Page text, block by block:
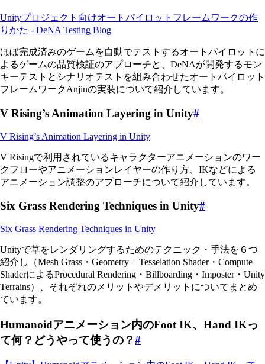
Unityプロジェクト向けオートパイロットフレームワークの作
りかた - DeNA Testing Blog
ほぼ完成済みのゲームを自動でテストするオートパイロットに
よるゲームの品質検証のアプローチと、DeNAが開発するモン
キーテストとシナリオテストを組み合わせたオートパイロット
フレームワークAnjinの実装について紹介しています。
V Rising’s Animation Layering in Unity#
V Rising’s Animation Layering in Unity
V Risingで利用されているキャラクターアニメーションのワー
クフローやアニメーションレイヤーの作り方、IKなどによる
アニメーション調整のアプローチについて紹介しています。
Six Grass Rendering Techniques in Unity#
Six Grass Rendering Techniques in Unity
Unityで草をレンダリングするためのテクニック・手法を６つ
紹介し（Mesh Grass・Geometry + Tesselation Shader・Compute
ShaderによるProcedural Rendering・Billboarding・Imposter・Unity
Terrains）、それぞれのメリットやデメリットについてまとめ
ています。
Humanoidアニメーション内のFoot IK、Hand IKっ
て何？どうやって使うの？#